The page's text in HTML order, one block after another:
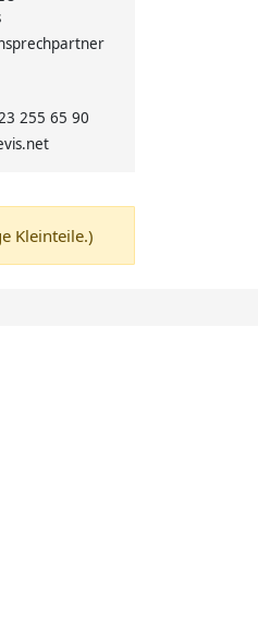
255 65 90
Kleinteile.)